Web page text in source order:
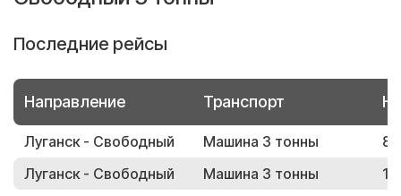
Последние рейсы
Направление Транспорт
Луганск - Свободный Машина 3 тонны
Луганск - Свободный
Машина 3 тонны